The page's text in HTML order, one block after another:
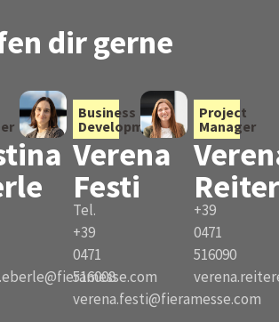
dir gerne
Business
Development
Verena
Festi
Tel.
+39
0471
516008
verena.festi@fieramesse.com
Project
Manager
+39
0471
516090